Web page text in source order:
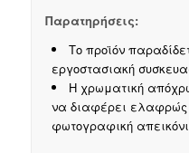
Παρατηρήσεις:
Το προϊόν
εργοστασιακή
Η χρωματική
να διαφέρει ελαφρώς
φωτογραφική